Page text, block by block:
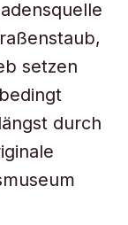
setzen
durch